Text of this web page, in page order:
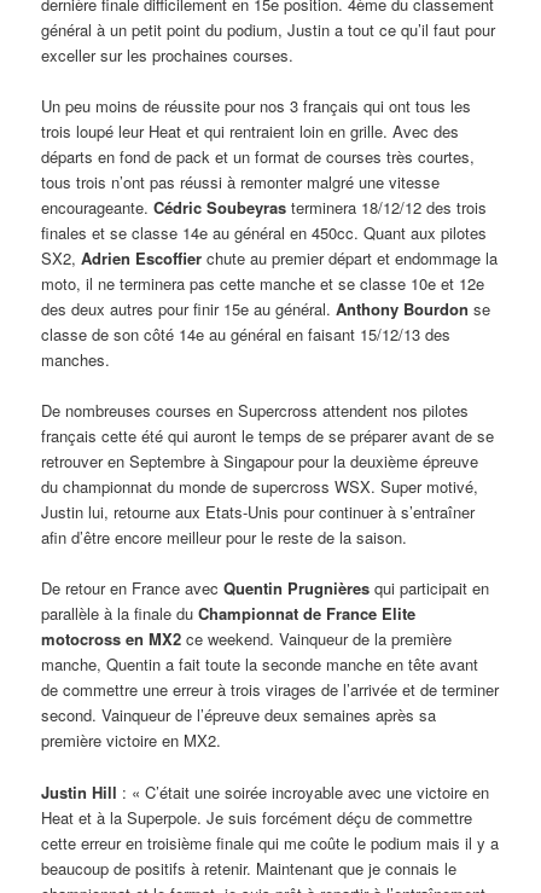
général à un petit point du podium, Justin a tout ce qu’il faut pour
exceller sur les prochaines courses.
Un peu moins de réussite pour nos 3 français qui ont tous les
trois loupé leur Heat et qui rentraient loin en grille. Avec des
départs en fond de pack et un format de courses très courtes,
tous trois n’ont pas réussi à remonter malgré une vitesse
encourageante.Cédric Soubeyras terminera 18/12/12 des trois
finales et se classe 14e au général en 450cc. Quant aux pilotes
SX2,Adrien Escoffier chute au premier départ et endommage la
moto, il ne terminera pas cette manche et se classe 10e et 12e
des deux autres pour finir 15e au général.Anthony Bourdon se
classe de son côté 14e au général en faisant 15/12/13 des
manches.
De nombreuses courses en Supercross attendent nos pilotes
français cette été qui auront le temps de se préparer avant de se
retrouver en Septembre à Singapour pour la deuxième épreuve
du championnat du monde de supercross WSX. Super motivé,
Justin lui, retourne aux Etats-Unis pour continuer à s’entraîner
afin d’être encore meilleur pour le reste de la saison.
De retour en France avecQuentin Prugnières qui participait en
parallèle à la finale duChampionnat de France Elite
motocross en MX2 ce weekend. Vainqueur de la première
manche, Quentin a fait toute la seconde manche en tête avant
de commettre une erreur à trois virages de l’arrivée et de terminer
second. Vainqueur de l’épreuve deux semaines après sa
première victoire en MX2.
Justin Hill : « C’était une soirée incroyable avec une victoire en
Heat et à la Superpole. Je suis forcément déçu de commettre
cette erreur en troisième finale qui me coûte le podium mais il y a
beaucoup de positifs à retenir. Maintenant que je connais le